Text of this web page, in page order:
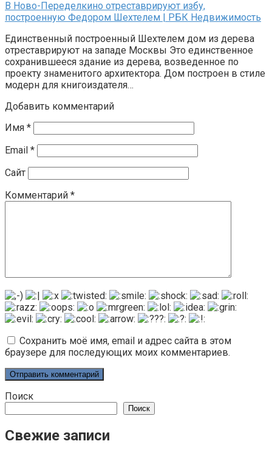
В Ново-Переделкино отреставрируют избу,
построенную Федором Шехтелем | РБК Недвижимость
Единственный построенный Шехтелем дом из дерева
отреставрируют на западе Москвы Это единственное
сохранившееся здание из дерева, возведенное по
проекту знаменитого архитектора. Дом построен в стиле
модерн для книгоиздателя…
Добавить комментарий
Имя *
Email *
Сайт
Комментарий *
Сохранить моё имя, email и адрес сайта в этом
браузере для последующих моих комментариев.
Поиск
Поиск
Свежие записи